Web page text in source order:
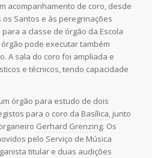
acompanhamento de coro, desde
os Santos e às peregrinações
a classe de órgão da Escola
órgão pode executar também
A sala do coro foi ampliada e
e técnicos, tendo capacidade
órgão para estudo de dois
para o coro da Basílica, junto
Gerhard Grenzing. Os
pelo Serviço de Música
titular e duas audições